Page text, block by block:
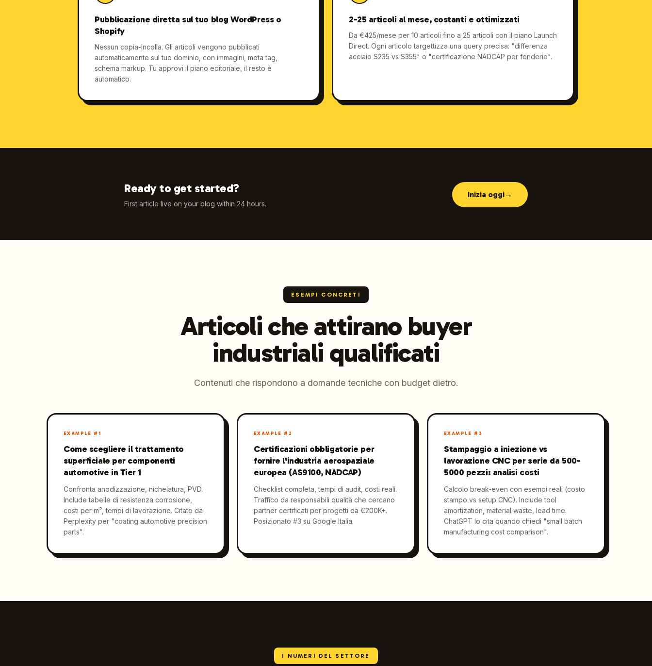
Pubblicazione diretta sul tuo blog WordPress o
Shopify
Nessun copia-incolla. Gli articoli vengono pubblicati
automaticamente sul tuo dominio, con immagini, meta tag,
schema markup. Tu approvi il piano editoriale, il resto è
automatico.
2-25 articoli al mese, costanti e ottimizzati
Da €425/mese per 10 articoli fino a 25 articoli con il piano Launch
Direct. Ogni articolo targettizza una query precisa: "differenza
acciaio S235 vs S355" o "certificazione NADCAP per fonderie".
Ready to get started?
First article live on your blog within 24 hours.
Inizia oggi→
ESEMPI CONCRETI
Articoli che attirano buyer
industriali qualificati
Contenuti che rispondono a domande tecniche con budget dietro.
EXAMPLE # 1
Come scegliere il trattamento
superficiale per componenti
automotive in Tier 1
Confronta anodizzazione, nichelatura, PVD.
Include tabelle di resistenza corrosione,
costi per m², tempi di lavorazione. Citato da
Perplexity per "coating automotive precision
parts".
EXAMPLE # 2
Certificazioni obbligatorie per
fornire l'industria aerospaziale
europea (AS9100, NADCAP)
Checklist completa, tempi di audit, costi reali.
Traffico da responsabili qualità che cercano
partner certificati per progetti da €200K+.
Posizionato #3 su Google Italia.
EXAMPLE # 3
Stampaggio a iniezione vs
lavorazione CNC per serie da 500-
5000 pezzi: analisi costi
Calcolo break-even con esempi reali (costo
stampo vs setup CNC). Include tool
amortization, material waste, lead time.
ChatGPT lo cita quando chiedi "small batch
manufacturing cost comparison".
I NUMERI DEL SETTORE